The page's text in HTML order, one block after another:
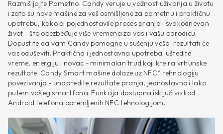
Razmišljajte Pametno. Candy veruje u važnost uživanja u životu
i zato su nove mašine za veš osmišljene za pametnu i praktičnu
upotrebu, kako bi pojednostavile proces pranja i svakodnevan
život - što obezbeđuje više vremena za vas i vašu porodicu.
Dopustite da vam Candy pomogne u sušenju veša: rezultati će
vas oduševiti. Praktična i jednostavna upotreba: uštedite
vreme, energiju i novac - minimalan trud koji kreira vrhunske
rezultate. Candy Smart mašine dolaze uz NFC* tehnologiju
povezivanja - unapredite rezultate pranja, jednostavno i lako
putem vašeg smartfona. Funkcija dostupna isključivo kod
Android telefona opremljenih NFC tehnologijom.